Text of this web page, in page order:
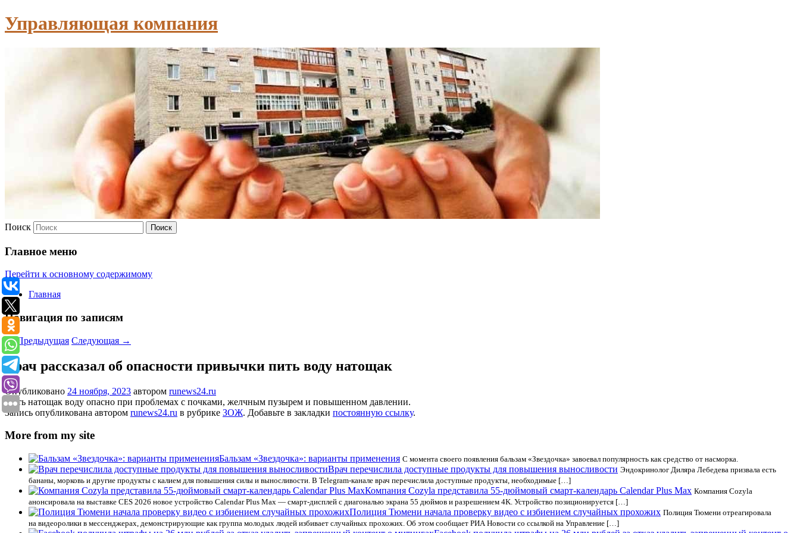
Управляющая компания
Поиск
Главное меню
Перейти к основному содержимому
Главная
Навигация по записям
←Предыдущая Следующая →
Врач рассказал об опасности привычки пить воду натощак
Опубликовано 24 ноября, 2023 автором runews24.ru
Пить натощак воду опасно при проблемах с почками, желчным пузырем и повышенном давлении.
Запись опубликована автором runews24.ru в рубрике ЗОЖ. Добавьте в закладки постоянную ссылку.
More from my site
Бальзам «Звездочка»: варианты применения С момента своего появления бальзам «Звездочка» завоевал популярность как средство от насморка.
Врач перечислила доступные продукты для повышения выносливости Эндокринолог Диляра Лебедева призвала есть
бананы, морковь и другие продукты с калием для повышения силы и выносливости. В Telegram-канале врач перечислила доступные продукты, необходимые […]
Компания Cozyla представила 55-дюймовый смарт-календарь Calendar Plus Max Компания Cozyla
анонсировала на выставке CES 2026 новое устройство Calendar Plus Max — смарт-дисплей с диагональю экрана 55 дюймов и разрешением 4K. Устройство позиционируется […]
Полиция Тюмени начала проверку видео с избиением случайных прохожих Полиция Тюмени отреагировала
на видеоролики в мессенджерах, демонстрирующие как группа молодых людей избивает случайных прохожих. Об этом сообщает РИА Новости со ссылкой на Управление […]